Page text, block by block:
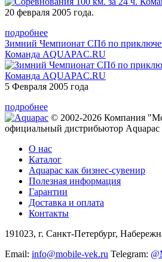
20 февраля 2005 года.
подробнее
Зимний Чемпионат СПб по
Команда AQUAPAC.RU
5 Февраля 2005 года
подробнее
© 2002-2026 Компания
официальный дистрибьютор
О нас
Каталог
Aquapac как бизнес-сувенир
Полезная информация
Гарантии
Доставка и оплата
Контакты
191023, г. Санкт-Петербург,
Email: info@mobile-vek.ru Telegram: